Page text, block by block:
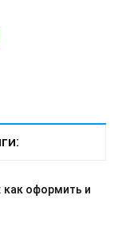
как оформить и